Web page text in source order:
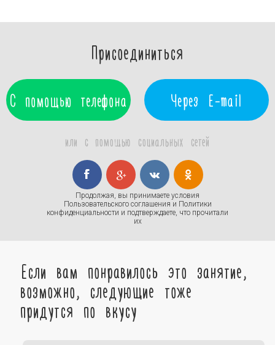
Присоединиться
С помощью телефона Через E-mail
или с помощью социальных сетей
Продолжая, вы принимаете условия
Пользовательского соглашения и Политики
конфиденциальности и подтверждаете, что прочитали
их
Если вам понравилось это занятие,
возможно, следующие тоже
придутся по вкусу